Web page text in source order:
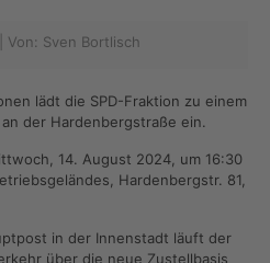
Von: Sven Bortlisch
lädt die SPD-Fraktion zu einem
der Hardenbergstraße ein.
14. August 2024, um 16:30
Hardenbergstr. 81,
in der Innenstadt läuft der
über die neue Zustellbasis